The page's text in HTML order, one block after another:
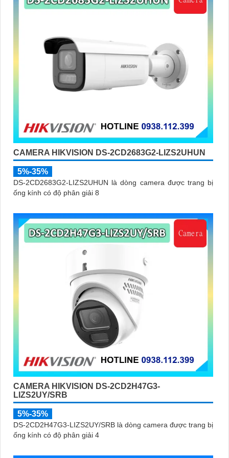
CAMERA HIKVISION DS-2CD2683G2-LIZS2UHUN
5%-35%
DS-2CD2683G2-LIZS2UHUN là dòng camera được trang bị
ống kính có độ phân giải 8
CAMERA HIKVISION DS-2CD2H47G3-
LIZS2UY/SRB
5%-35%
DS-2CD2H47G3-LIZS2UY/SRB là dòng camera được trang bị
ống kính có độ phân giải 4